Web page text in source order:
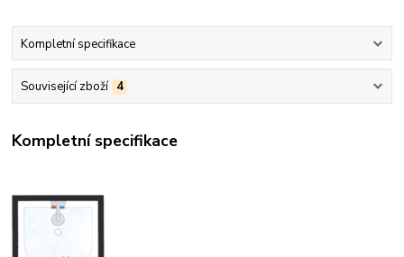
Kompletní specifikace
Související zboží 4
Kompletní specifikace